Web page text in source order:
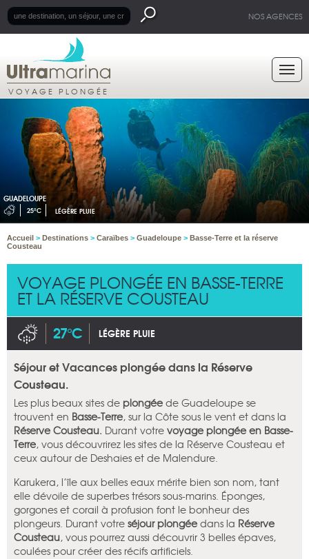
NOS AGENCES
VOYAGE PLONGÉE
GUADELOUPE
25°C LÉGÈRE PLUIE
Accueil > Destinations > Caraïbes > Guadeloupe > Basse-Terre et la réserve
Cousteau
VOYAGE PLONGÉE EN BASSE-TERRE
ET LA RÉSERVE COUSTEAU
27°C LÉGÈRE PLUIE
Séjour et Vacances plongée dans la Réserve
Cousteau.
Les plus beaux sites de plongée de Guadeloupe se
trouvent en Basse-Terre, sur la Côte sous le vent et dans la
Réserve Cousteau. Durant votre voyage plongée en Basse-
Terre, vous découvrirez les sites de la Réserve Cousteau et
ceux autour de Deshaies et de Malendure.
Karukera, l’île aux belles eaux mérite bien son nom, tant
elle dévoile de superbes trésors sous-marins. Éponges,
gorgones et corail à profusion font le bonheur des
plongeurs. Durant votre séjour plongée dans la Réserve
Cousteau, vous pourrez aussi découvrir 3 belles épaves,
coulées pour créer des récifs artificiels.